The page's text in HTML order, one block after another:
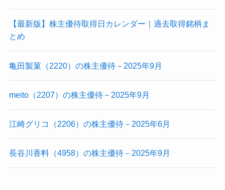
【最新版】株主優待取得日カレンダー｜過去取得銘柄ま
とめ
亀田製菓（2220）の株主優待－2025年9月
meito（2207）の株主優待－2025年9月
江崎グリコ（2206）の株主優待－2025年6月
長谷川香料（4958）の株主優待－2025年9月